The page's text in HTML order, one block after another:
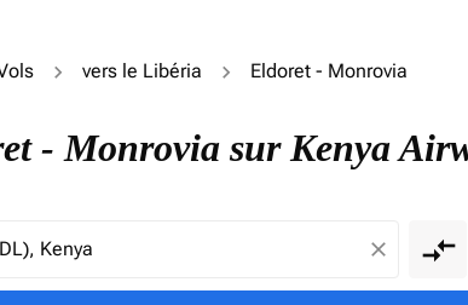
vers le Libéria Eldoret - Monrovia
- Monrovia sur Kenya
close compare_arrows
itinéraire (origine et/ou destination) ou